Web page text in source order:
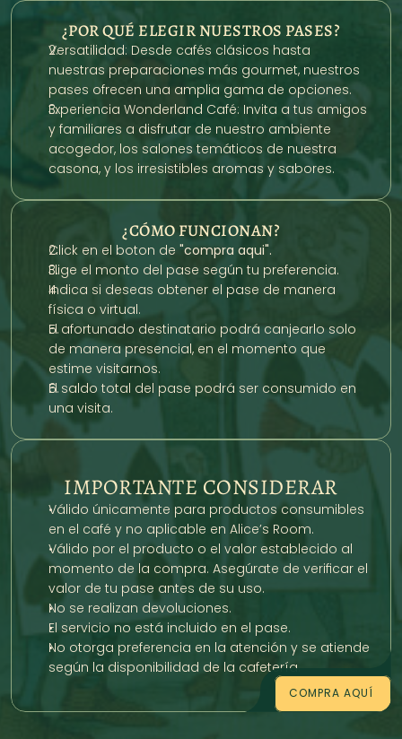
¿POR QUÉ ELEGIR NUESTROS PASES?
Versatilidad: Desde cafés clásicos hasta
nuestras preparaciones más gourmet, nuestros
pases ofrecen una amplia gama de opciones.
Experiencia Wonderland Café: Invita a tus amigos
y familiares a disfrutar de nuestro ambiente
acogedor, los salones temáticos de nuestra
casona, y los irresistibles aromas y sabores.
¿CÓMO FUNCIONAN?
Click en el boton de "compra aqui".
Elige el monto del pase según tu preferencia.
Indica si deseas obtener el pase de manera
física o virtual.
El afortunado destinatario podrá canjearlo solo
de manera presencial, en el momento que
estime visitarnos.
El saldo total del pase podrá ser consumido en
una visita.
IMPORTANTE CONSIDERAR
Válido únicamente para productos consumibles
en el café y no aplicable en Alice’s Room.
Válido por el producto o el valor establecido al
momento de la compra. Asegúrate de verificar el
valor de tu pase antes de su uso.
No se realizan devoluciones.
El servicio no está incluido en el pase.
No otorga preferencia en la atención y se atiende
según la disponibilidad de la cafetería.
COMPRA AQUÍ